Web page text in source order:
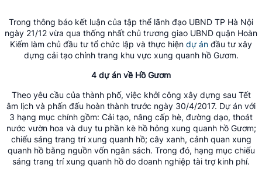
Trong thông báo kết luận của tập thể lãnh đạo UBND TP Hà Nội
ngày 21/12 vừa qua thống nhất chủ trương giao UBND quận Hoàn
Kiếm làm chủ đầu tư tổ chức lập và thực hiện dự án đầu tư xây
dựng cải tạo chỉnh trang khu vực xung quanh hồ Gươm.
4 dự án về Hồ Gươm
Theo yêu cầu của thành phố, việc khởi công xây dựng sau Tết
âm lịch và phấn đấu hoàn thành trước ngày 30/4/2017. Dự án với
3 hạng mục chính gồm: Cải tạo, nâng cấp hè, đường dạo, thoát
nước vườn hoa và duy tu phần kè hồ hỏng xung quanh hồ Gươm;
chiếu sáng trang trí xung quanh hồ; cây xanh, cảnh quan xung
quanh hồ bằng nguồn vốn ngân sách. Trong đó, hạng mục chiếu
sáng trang trí xung quanh hồ do doanh nghiệp tài trợ kinh phí.